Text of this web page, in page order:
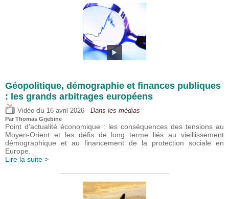
Géopolitique, démographie et finances publiques
: les grands arbitrages européens
Vidéo du 16 avril 2026 - Dans les médias
Par Thomas Grjebine
Point d'actualité économique : les conséquences des tensions au
Moyen-Orient et les défis de long terme liés au vieillissement
démographique et au financement de la protection sociale en
Europe.
Lire la suite >